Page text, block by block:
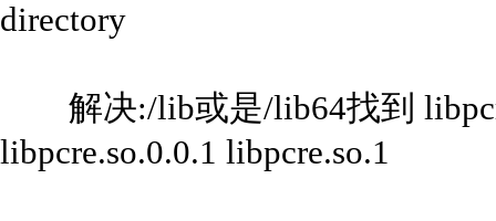
directory
解决:/lib或是/lib64找到
libpcre.so.0.0.1 libpcre.so.1